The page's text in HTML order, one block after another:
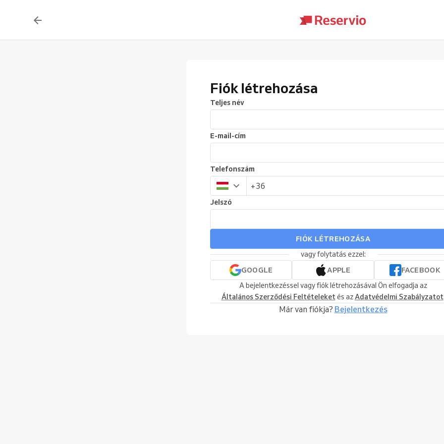
Fiók létrehozása
Teljes név
E-mail-cím
Telefonszám
Jelszó
FIÓK LÉTREHOZÁSA
vagy folytatás ezzel:
GOOGLE
APPLE
FACEBOOK
A bejelentkezéssel vagy fiók létrehozásával Ön elfogadja az
Általános Szerződési Feltételeketés azAdatvédelmi Szabályzatot
Már van fiókja? Bejelentkezés